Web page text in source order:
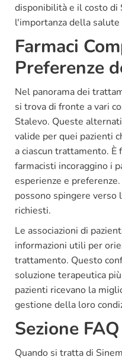
disponibilità e il costo di
l'importanza della
Farmaci
Preferenze
Nel panorama dei
si trova di fronte a vari
Stalevo. Queste
valide per quei pazienti
a ciascun trattamento. È
farmacisti incoraggino i
esperienze e
possono spingere verso
richiesti.
Le associazioni di
informazioni utili per
trattamento. Questo
soluzione terapeutica
pazienti ricevano la
gestione della loro
Sezione FAQ
Quando si tratta di